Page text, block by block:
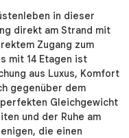
in dieser
direkt am Strand mit
Zugang zum
mit 14 Etagen ist
aus Luxus, Komfort
gegenüber dem
Gleichgewicht
und der Ruhe am
die einen